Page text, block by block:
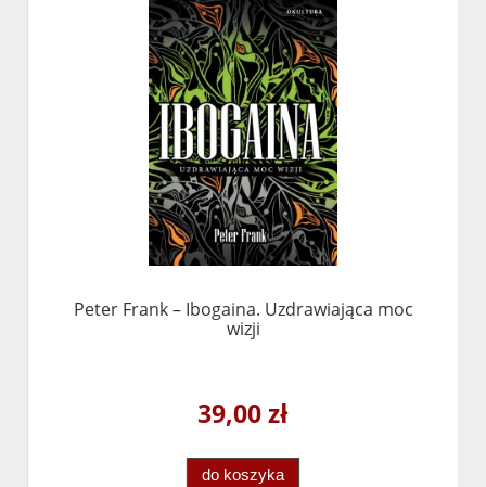
Peter Frank – Ibogaina. Uzdrawiająca moc
wizji
39,00 zł
do koszyka